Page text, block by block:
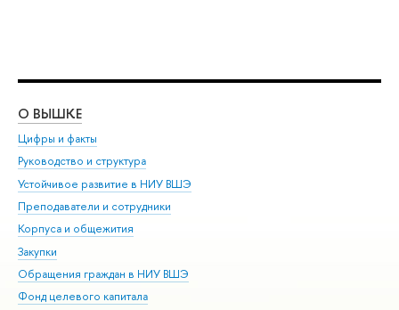
О ВЫШКЕ
Цифры и факты
Руководство и структура
Устойчивое развитие в НИУ ВШЭ
Преподаватели и сотрудники
Корпуса и общежития
Закупки
Обращения граждан в НИУ ВШЭ
Фонд целевого капитала